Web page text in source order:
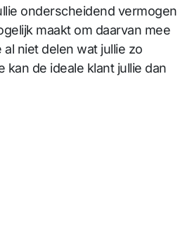
onderscheidend vermogen
maakt om daarvan mee
niet delen wat jullie zo
kan de ideale klant jullie dan